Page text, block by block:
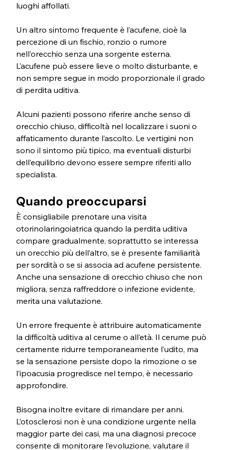
luoghi affollati.
Un altro sintomo frequente è l’acufene, cioè la
percezione di un fischio, ronzio o rumore
nell’orecchio senza una sorgente esterna.
L’acufene può essere lieve o molto disturbante, e
non sempre segue in modo proporzionale il grado
di perdita uditiva.
Alcuni pazienti possono riferire anche senso di
orecchio chiuso, difficoltà nel localizzare i suoni o
affaticamento durante l’ascolto. Le vertigini non
sono il sintomo più tipico, ma eventuali disturbi
dell’equilibrio devono essere sempre riferiti allo
specialista.
Quando preoccuparsi
È consigliabile prenotare una visita
otorinolaringoiatrica quando la perdita uditiva
compare gradualmente, soprattutto se interessa
un orecchio più dell’altro, se è presente familiarità
per sordità o se si associa ad acufene persistente.
Anche una sensazione di orecchio chiuso che non
migliora, senza raffreddore o infezione evidente,
merita una valutazione.
Un errore frequente è attribuire automaticamente
la difficoltà uditiva al cerume o all’età. Il cerume può
certamente ridurre temporaneamente l’udito, ma
se la sensazione persiste dopo la rimozione o se
l’ipoacusia progredisce nel tempo, è necessario
approfondire.
Bisogna inoltre evitare di rimandare per anni.
L’otosclerosi non è una condizione urgente nella
maggior parte dei casi, ma una diagnosi precoce
consente di monitorare l’evoluzione, valutare il